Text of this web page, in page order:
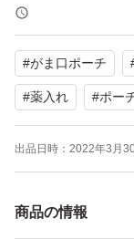
接着芯使用、内
た。
ハンドメイドに
#がま口ポーチ
#薬入れ #ポー
出品日時： 2022年3月
商品の情報